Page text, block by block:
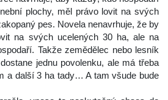
plochy, měl právo lovit na svých
pes. Novela nenavrhuje, že by
na svých ucelených 30 ha, ale na
Takže zemědělec nebo lesník
jednu povolenku, ale má třeba
a další 3 ha tady… A tam všude bude